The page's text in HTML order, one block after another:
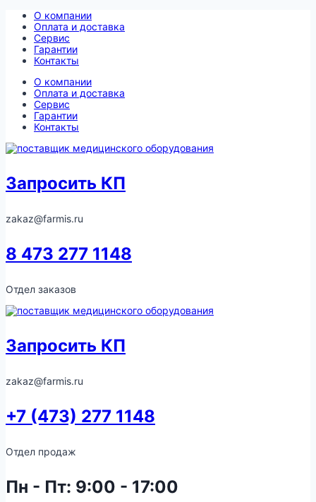
Перейти
содержимому
О компании
Оплата и доставка
Сервис
Гарантии
Контакты
О компании
Оплата и доставка
Сервис
Гарантии
Контакты
Запросить КП
zakaz@farmis.ru
8 473 277 1148
Отдел заказов
Запросить КП
zakaz@farmis.ru
+7 (473) 277 1148
Отдел продаж
Пн - Пт: 9:00 - 17:00